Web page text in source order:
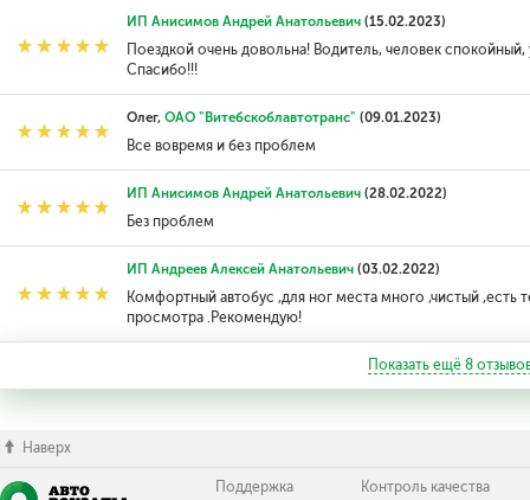
ИП Анисимов Андрей Анатольевич(15.02.2023)
Поездкой очень довольна! Водитель, человек
Спасибо!!!
Олег, ОАО "Витебскоблавтотранс" (09.01.2023)
Все вовремя и без проблем
ИП Анисимов Андрей Анатольевич(28.02.2022)
Без проблем
ИП Андреев Алексей Анатольевич(03.02.2022)
Комфортный автобус ,для ног места много ,чистый ,есть
просмотра .Рекомендую!
Показать ещё 8
Наверх
Поддержка
Контроль качества